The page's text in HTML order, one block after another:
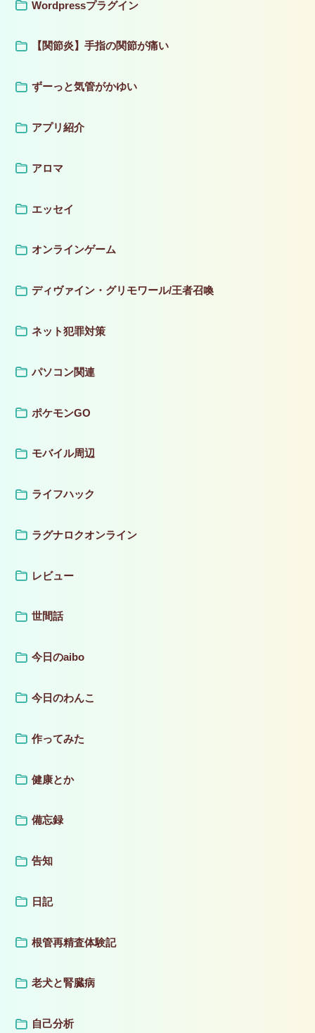
Wordpressプラグイン
【関節炎】手指の関節が痛い
ずーっと気管がかゆい
アプリ紹介
アロマ
エッセイ
オンラインゲーム
ディヴァイン・グリモワール/王者召喚
ネット犯罪対策
パソコン関連
ポケモンGO
モバイル周辺
ライフハック
ラグナロクオンライン
レビュー
世間話
今日のaibo
今日のわんこ
作ってみた
健康とか
備忘録
告知
日記
根管再精査体験記
老犬と腎臓病
自己分析